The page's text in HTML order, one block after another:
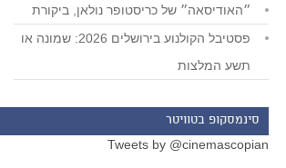
״האודיסאה״ של כריסטופר נולאן, ביקורת
פסטיבל הקולנוע בירושלים 2026: שמונה או
תשע המלצות
סינמסקופ בטוויטר
Tweets by @cinemascopian